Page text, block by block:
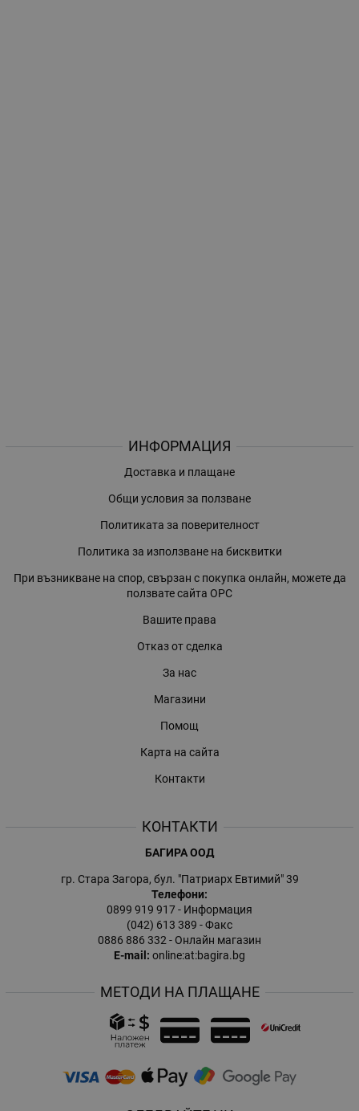
ИНФОРМАЦИЯ
Доставка и плащане
Общи условия за ползване
Политиката за поверителност
Политика за използване на бисквитки
При възникване на спор, свързан с покупка онлайн, можете да
ползвате сайта ОРС
Вашите права
Отказ от сделка
За нас
Магазини
Помощ
Карта на сайта
Контакти
КОНТАКТИ
БАГИРА ООД
гр. Стара Загора, бул. "Патриарх Евтимий" 39
Телефони:
0899 919 917- Информация
(042) 613 389 - Факс
0886 886 332- Онлайн магазин
E-mail: online:at:bagira.bg
МЕТОДИ НА ПЛАЩАНЕ